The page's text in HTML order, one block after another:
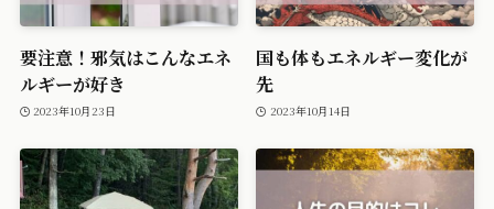
要注意！邪気はこんなエネ
ルギーが好き
2023年10月23日
国も体もエネルギー変化が
先
2023年10月14日